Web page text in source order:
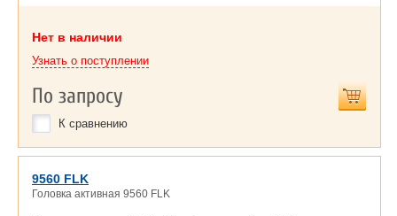
Нет в наличии
Узнать о поступлении
По запросу
К сравнению
9560 FLK
Головка активная 9560 FLK